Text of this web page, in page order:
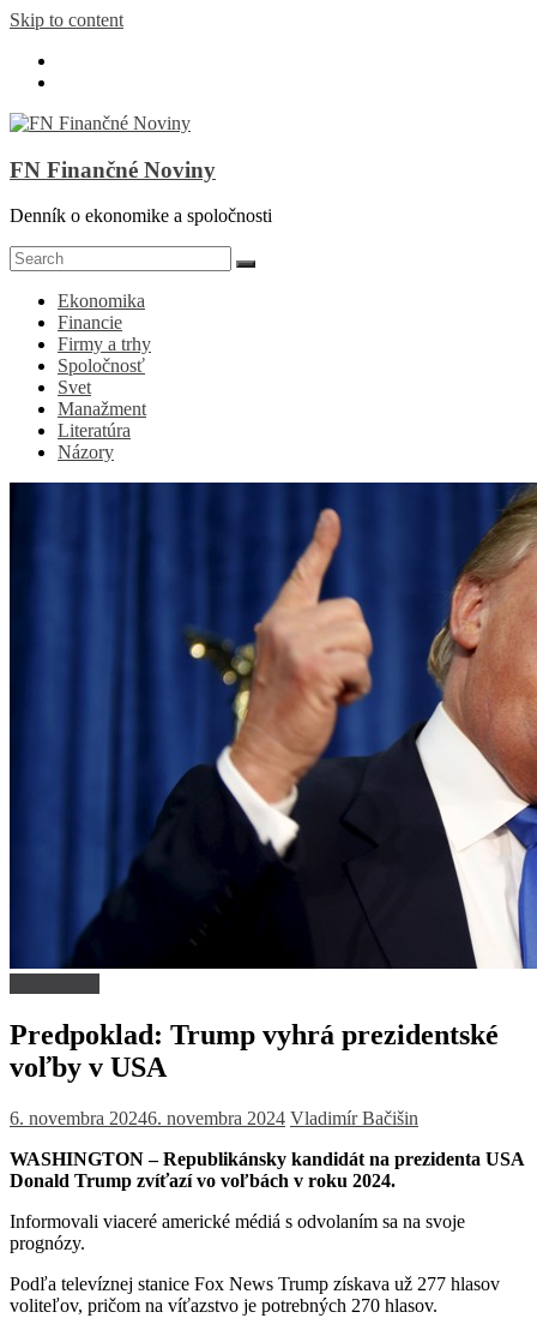
Skip to content
FN Finančné Noviny
Denník o ekonomike a spoločnosti
Ekonomika
Financie
Firmy a trhy
Spoločnosť
Svet
Manažment
Literatúra
Názory
Predpoklad: Trump vyhrá prezidentské
voľby v USA
6. novembra 20246. novembra 2024 Vladimír Bačišin
WASHINGTON – Republikánsky kandidát na prezidenta USA
Donald Trump zvíťazí vo voľbách v roku 2024.
Informovali viaceré americké médiá s odvolaním sa na svoje
prognózy.
Podľa televíznej stanice Fox News Trump získava už 277 hlasov
voliteľov, pričom na víťazstvo je potrebných 270 hlasov.